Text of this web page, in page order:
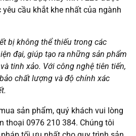
cầu khắt khe nhất của ngành
bị không thể thiếu trong các
đại, giúp tạo ra những sản phẩm
tinh xảo. Với công nghệ tiên tiến,
chất lượng và độ chính xác
sản phẩm, quý khách vui lòng
thoại 0976 210 384. Chúng tôi